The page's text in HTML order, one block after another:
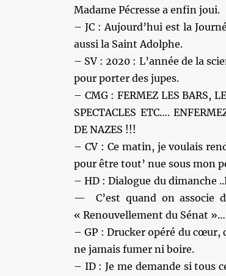
Madame Pécresse a enfin joui.
– JC : Aujourd’hui est la
aussi la Saint Adolphe.
– SV : 2020 : L’année de la
pour porter des jupes.
– CMG : FERMEZ LES BARS,
SPECTACLES ETC….
DE NAZES !!!
– CV : Ce matin, je voulais
pour être tout’ nue sous mon
– HD : Dialogue du dimanche
— C’est quand on associe
« Renouvellement du Sénat »…
– GP : Drucker opéré du cœur,
ne jamais fumer ni boire.
– ID : Je me demande si tous